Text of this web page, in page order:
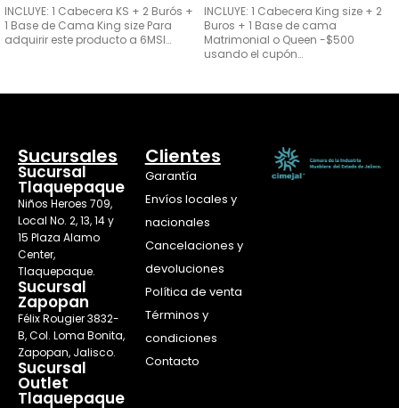
INCLUYE: 1 Cabecera KS + 2 Burós +
1 Base de Cama King size Para
adquirir este producto a 6MSI…
INCLUYE: 1 Cabecera King size + 2
Buros + 1 Base de cama
Matrimonial o Queen -$500
usando el cupón…
Sucursales
Sucursal
Tlaquepaque
Niños Heroes 709,
Local No. 2, 13, 14 y
15 Plaza Alamo
Center,
Tlaquepaque.
Sucursal
Zapopan
Félix Rougier 3832-
B, Col. Loma Bonita,
Zapopan, Jalisco.
Sucursal
Outlet
Tlaquepaque
Clientes
Garantía
Envíos locales y
nacionales
Cancelaciones y
devoluciones
Política de venta
Términos y
condiciones
Contacto